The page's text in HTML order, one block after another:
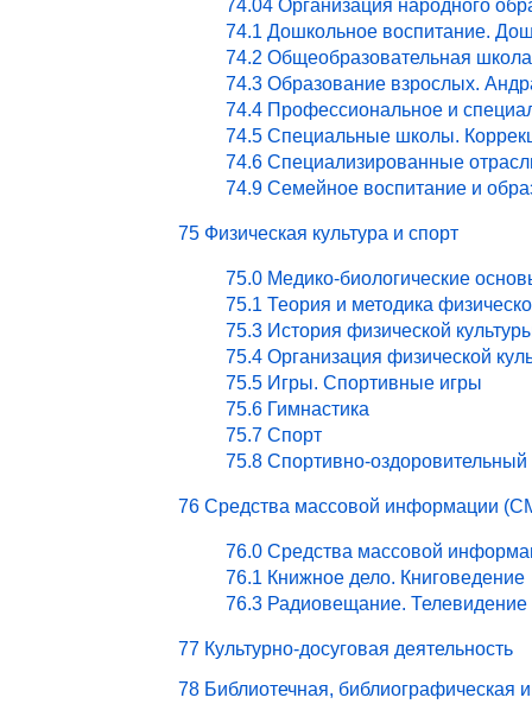
74.04 Организация народного
74.1 Дошкольное воспитание.
74.2 Общеобразовательная
74.3 Образование взрослых.
74.4 Профессиональное и
74.5 Специальные школы.
74.6 Специализированные
74.9 Семейное воспитание и
75 Физическая культура и спорт
75.0 Медико-биологические
75.1 Теория и методика
75.3 История физической
75.4 Организация физической
75.5 Игры. Спортивные игры
75.6 Гимнастика
75.7 Спорт
75.8 Спортивно-
76 Средства массовой информации
76.0 Средства массовой
76.1 Книжное дело. Книговедение
76.3 Радиовещание. Телевидение
77 Культурно-досуговая деятельность
78 Библиотечная, библиографическая